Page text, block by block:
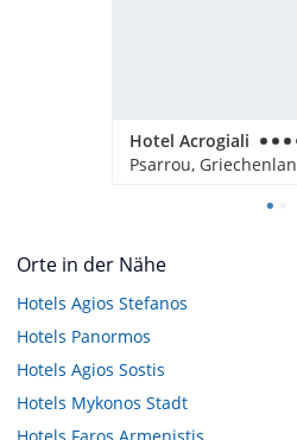
Hotel Acrogiali
Psarrou,
Orte in der Nähe
Hotels Agios Stefanos
Hotels Panormos
Hotels Agios Sostis
Hotels Mykonos Stadt